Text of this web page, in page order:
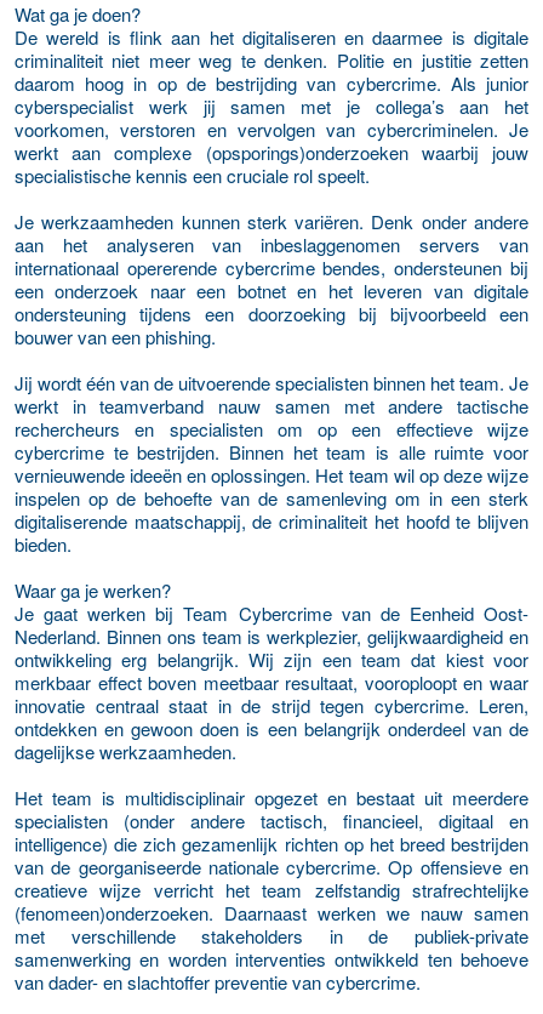
Wat ga je doen?
De wereld is flink aan het digitaliseren en daarmee is digitale
criminaliteit niet meer weg te denken. Politie en justitie zetten
daarom hoog in op de bestrijding van cybercrime. Als junior
cyberspecialist werk jij samen met je collega’s aan het
voorkomen, verstoren en vervolgen van cybercriminelen. Je
werkt aan complexe (opsporings)onderzoeken waarbij jouw
specialistische kennis een cruciale rol speelt.
Je werkzaamheden kunnen sterk variëren. Denk onder andere
aan het analyseren van inbeslaggenomen servers van
internationaal opererende cybercrime bendes, ondersteunen bij
een onderzoek naar een botnet en het leveren van digitale
ondersteuning tijdens een doorzoeking bij bijvoorbeeld een
bouwer van een phishing.
Jij wordt één van de uitvoerende specialisten binnen het team. Je
werkt in teamverband nauw samen met andere tactische
rechercheurs en specialisten om op een effectieve wijze
cybercrime te bestrijden. Binnen het team is alle ruimte voor
vernieuwende ideeën en oplossingen. Het team wil op deze wijze
inspelen op de behoefte van de samenleving om in een sterk
digitaliserende maatschappij, de criminaliteit het hoofd te blijven
bieden.
Waar ga je werken?
Je gaat werken bij Team Cybercrime van de Eenheid Oost-
Nederland. Binnen ons team is werkplezier, gelijkwaardigheid en
ontwikkeling erg belangrijk. Wij zijn een team dat kiest voor
merkbaar effect boven meetbaar resultaat, vooroploopt en waar
innovatie centraal staat in de strijd tegen cybercrime. Leren,
ontdekken en gewoon doen is een belangrijk onderdeel van de
dagelijkse werkzaamheden.
Het team is multidisciplinair opgezet en bestaat uit meerdere
specialisten (onder andere tactisch, financieel, digitaal en
intelligence) die zich gezamenlijk richten op het breed bestrijden
van de georganiseerde nationale cybercrime. Op offensieve en
creatieve wijze verricht het team zelfstandig strafrechtelijke
(fenomeen)onderzoeken. Daarnaast werken we nauw samen
met verschillende stakeholders in de publiek-private
samenwerking en worden interventies ontwikkeld ten behoeve
van dader- en slachtoffer preventie van cybercrime.